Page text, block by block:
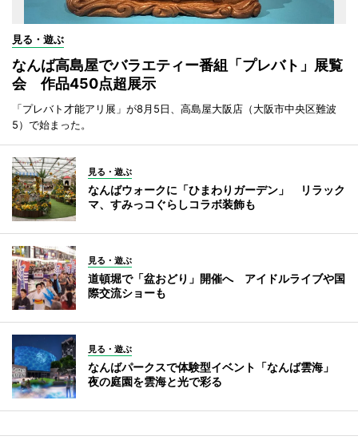
見る・遊ぶ
なんば高島屋でバラエティー番組「プレバト」展覧
会 作品450点超展示
「プレバト才能アリ展」が8月5日、高島屋大阪店（大阪市中央区難波
5）で始まった。
見る・遊ぶ
なんばウォークに「ひまわりガーデン」 リラック
マ、すみっコぐらしコラボ装飾も
見る・遊ぶ
道頓堀で「盆おどり」開催へ アイドルライブや国
際交流ショーも
見る・遊ぶ
なんばパークスで体験型イベント「なんば雲海」
夜の庭園を雲海と光で彩る